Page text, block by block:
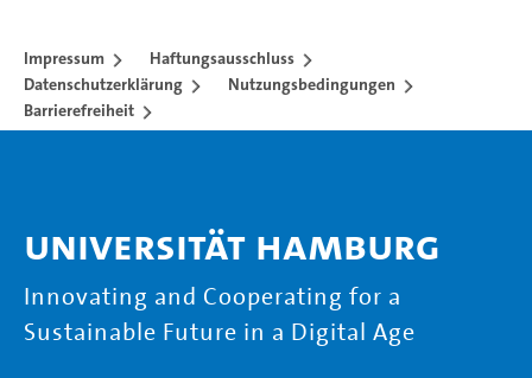
Impressum
Haftungsausschluss
Datenschutzerklärung
Nutzungsbedingungen
Barrierefreiheit
Universität Hamburg
Innovating and Cooperating for a
Sustainable Future in a Digital Age